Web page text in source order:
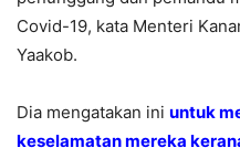
Covid-19, kata Menteri
Yaakob.
Dia mengatakan ini untuk
keselamatan mereka